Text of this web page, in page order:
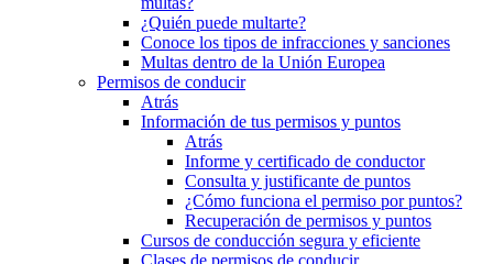
¿Quién puede multarte?
Conoce los tipos de infracciones y sanciones
Multas dentro de la Unión Europea
Permisos de conducir
Atrás
Información de tus permisos y puntos
Atrás
Informe y certificado de conductor
Consulta y justificante de puntos
¿Cómo funciona el permiso por puntos?
Recuperación de permisos y puntos
Cursos de conducción segura y eficiente